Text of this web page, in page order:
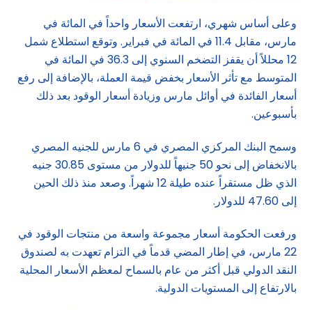
وعلى أساس شهري، ارتفعت الأسعار واحداً في المائة في
مارس، مقابل 11.4 في المائة في فبراير. وتوقع استطلاع شمل
12 محللاً أن يقفز التضخم السنوي إلى 36.3 في المائة في
المتوسط مع تأثر الأسعار بخفض قيمة العملة، بالإضافة إلى رفع
أسعار الفائدة في أوائل مارس وزيادة أسعار الوقود بعد ذلك
بأسبوعين.
وسمح البنك المركزي المصري في 6 مارس للجنيه المصري
بالانخفاض إلى نحو 50 جنيهاً للدولار من مستوى 30.85 جنيه
الذي ظل مستقراً عنده طيلة 12 شهراً. وصعد منذ ذلك الحين
إلى 47.60 للدولار.
ورفعت الحكومة أسعار مجموعة واسعة من منتجات الوقود في
22 مارس، في إطار المضي قدماً في التزام تعهدت به لصندوق
النقد الدولي قبل أكثر من عام بالسماح لمعظم الأسعار المحلية
بالارتفاع إلى المستويات الدولية.